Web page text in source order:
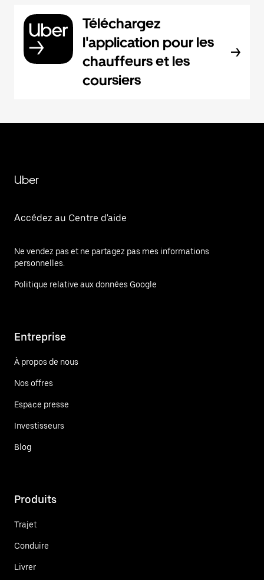
Téléchargez
l'application pour les
chauffeurs et les
coursiers
Uber
Accédez au Centre d'aide
Ne vendez pas et ne partagez pas mes informations
personnelles.
Politique relative aux données Google
Entreprise
À propos de nous
Nos offres
Espace presse
Investisseurs
Blog
Produits
Trajet
Conduire
Livrer